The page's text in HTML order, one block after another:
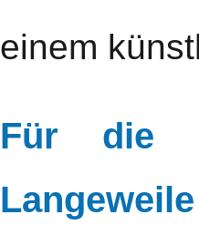
einem
Für die
Langeweile